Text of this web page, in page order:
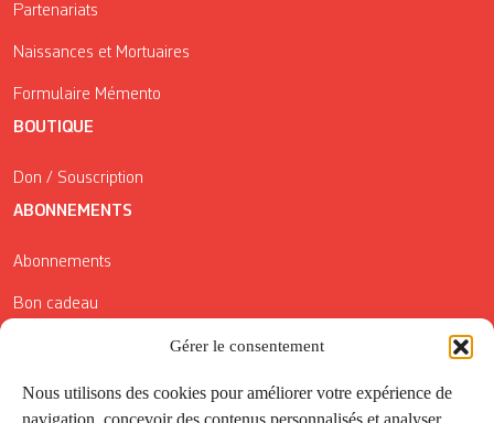
Gérer le consentement
Nous utilisons des cookies pour améliorer votre expérience de
navigation, concevoir des contenus personnalisés et analyser
Partenariats
Naissances et Mortuaires
Formulaire Mémento
BOUTIQUE
Don / Souscription
ABONNEMENTS
Abonnements
Bon cadeau
Conditions générales de vente
Réductions de la Carte Côté Courrier